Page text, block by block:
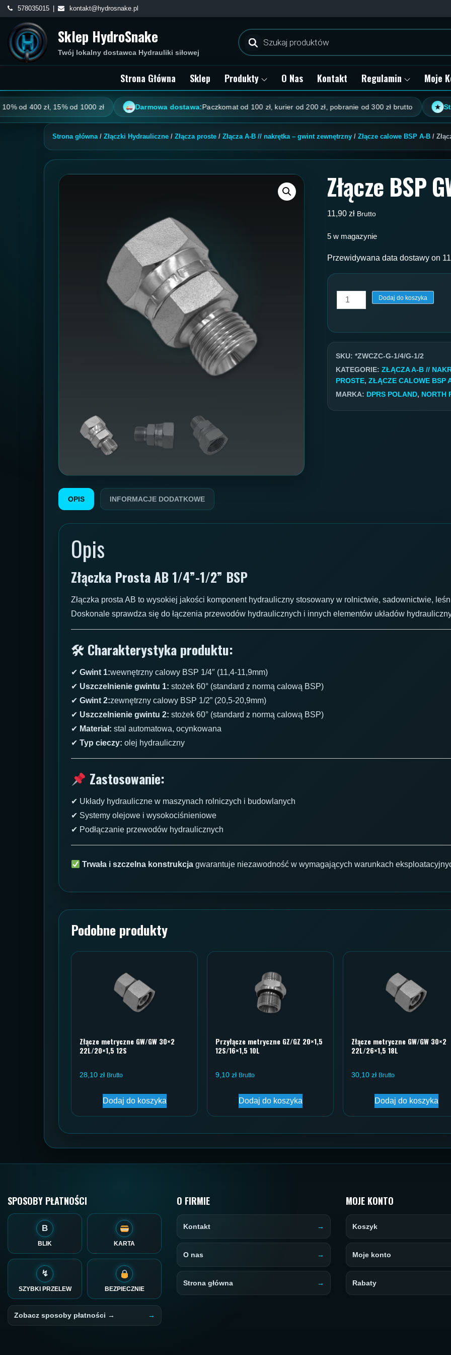
Skip
content
578035015 kontakt@hydrosnake.pl
Sklep HydroSnake
Twój lokalny dostawca Hydrauliki siłowej
Wyszukiwarka
produktów
Strona Główna Sklep Produkty O Nas Kontakt Regulamin Moje
400 zł, 15% od 1000 zł Darmowa dostawa:Paczkomat od 100 zł, kurier od 200 zł, pobranie od 300 zł brutto ★ Stały
Strona główna/ Złączki Hydrauliczne / Złącza proste / Złącza A-B // nakrętka – gwint zewnętrzny / Złącze calowe BSP A-B /
Złącze BSP
11,90 zł Brutto
5 w magazynie
Przewidywana data dostawy on
ilość
Złącze
1/4''
/
1/2''
Dodaj do koszyka
SKU: *ZWCZC-G-1/4/G-1/2
KATEGORIE: ZŁĄCZA A-B //
PROSTE, ZŁĄCZE CALOWE BSP
MARKA: DPRS POLAND, NORTH
OPIS INFORMACJE DODATKOWE
Opis
Złączka Prosta AB 1/4”-1/2” BSP
Złączka prosta AB to wysokiej jakości komponent hydrauliczny stosowany w rolnictwie, sadownictwie,
Doskonale sprawdza się do łączenia przewodów hydraulicznych i innych elementów układów
🛠 Charakterystyka produktu:
✔ Gwint 1:wewnętrzny calowy BSP 1/4″ (11,4-11,9mm)
✔ Uszczelnienie gwintu 1: stożek 60° (standard z normą calową BSP)
✔ Gwint 2:zewnętrzny calowy BSP 1/2” (20,5-20,9mm)
✔ Uszczelnienie gwintu 2: stożek 60° (standard z normą calową BSP)
✔ Materiał: stal automatowa, ocynkowana
✔ Typ cieczy: olej hydrauliczny
Zastosowanie:
✔ Układy hydrauliczne w maszynach rolniczych i budowlanych
✔ Systemy olejowe i wysokociśnieniowe
✔ Podłączanie przewodów hydraulicznych
Trwała i szczelna konstrukcja gwarantuje niezawodność w wymagających warunkach
Podobne produkty
Złącze metryczne GW/GW 30×2
22L/20×1,5 12S
28,10 zł Brutto
Dodaj do koszyka
Przyłącze metryczne GZ/GZ 20×1,5
12S/16×1,5 10L
9,10 zł Brutto
Dodaj do koszyka
Złącze metryczne GW/GW 30×2
22L/26×1,5 18L
30,10 zł Brutto
Dodaj do koszyka
SPOSOBY PŁATNOŚCI
B
BLIK KARTA
↯
SZYBKI PRZELEW BEZPIECZNIE
Zobacz sposoby płatności →
O FIRMIE
Kontakt
O nas
Strona główna
MOJE KONTO
Koszyk
Moje konto
Rabaty